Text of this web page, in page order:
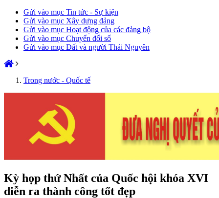
Gửi vào mục Tin tức - Sự kiện
Gửi vào mục Xây dựng đảng
Gửi vào mục Hoạt động của các đảng bộ
Gửi vào mục Chuyển đổi số
Gửi vào mục Đất và người Thái Nguyên
Trong nước - Quốc tế
Kỳ họp thứ Nhất của Quốc hội khóa XVI
diễn ra thành công tốt đẹp